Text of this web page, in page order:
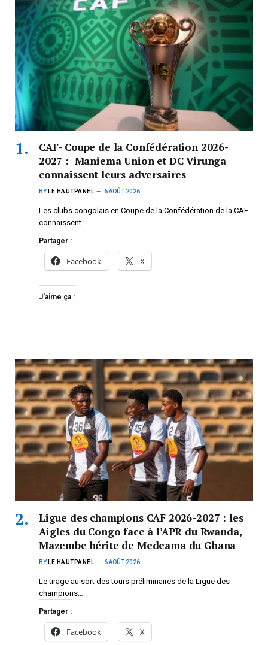
CAF- Coupe de la Confédération 2026-
2027 : Maniema Union et DC Virunga
connaissent leurs adversaires
BY LE HAUTPANEL 6 AOÛT 2026
Les clubs congolais en Coupe de la Confédération de la CAF
connaissent…
Partager :
Facebook X
J’aime ça :
Ligue des champions CAF 2026-2027 : les
Aigles du Congo face à l’APR du Rwanda,
Mazembe hérite de Medeama du Ghana
BY LE HAUTPANEL 6 AOÛT 2026
Le tirage au sort des tours préliminaires de la Ligue des
champions…
Partager :
Facebook X